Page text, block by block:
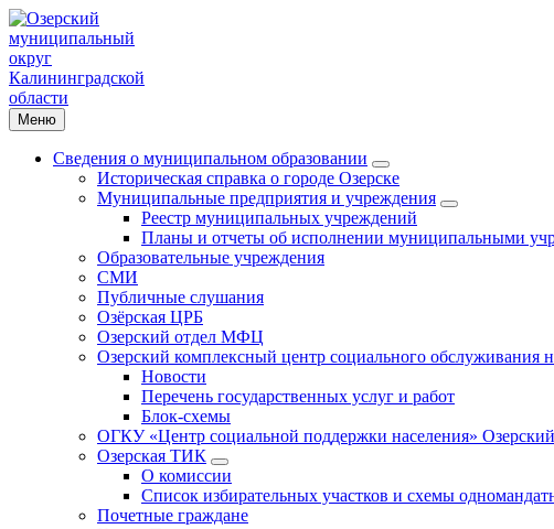
Меню
Сведения о муниципальном образовании
Историческая справка о городе Озерске
Муниципальные предприятия и учреждения
Реестр муниципальных учреждений
Планы и отчеты об исполнении муниципальными
Образовательные учреждения
СМИ
Публичные слушания
Озёрская ЦРБ
Озерский отдел МФЦ
Озерский комплексный центр социального обслуживания
Новости
Перечень государственных услуг и работ
Блок-схемы
ОГКУ «Центр социальной поддержки населения»
Озерская ТИК
О комиссии
Список избирательных участков и схемы
Почетные граждане